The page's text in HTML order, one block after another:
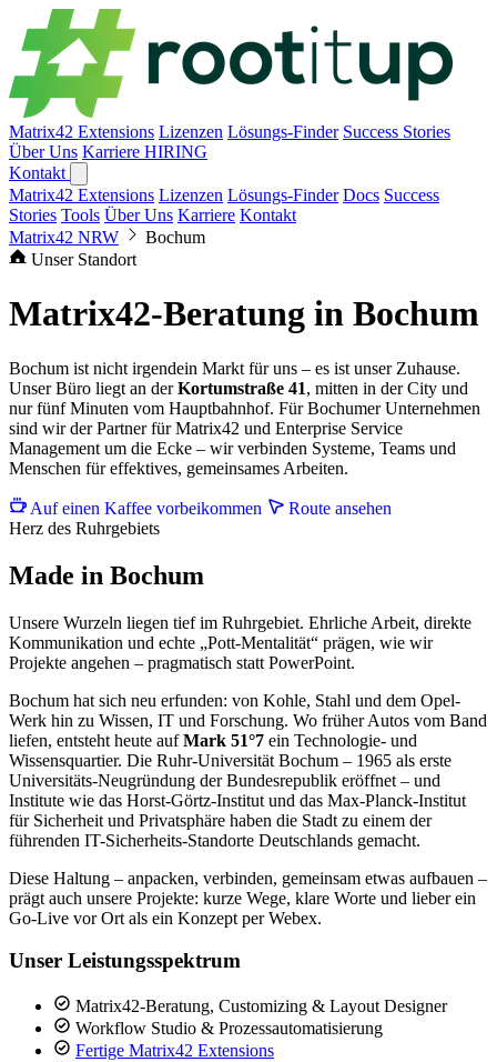
Matrix42 Extensions Lizenzen Lösungs-Finder Success Stories
Über Uns Karriere HIRING
Kontakt
Matrix42 Extensions Lizenzen Lösungs-Finder Docs Success
Stories Tools Über Uns Karriere Kontakt
Matrix42 NRW
Bochum
Unser Standort
Matrix42-Beratung in Bochum
Bochum ist nicht irgendein Markt für uns – es ist unser Zuhause.
Unser Büro liegt an derKortumstraße 41, mitten in der City und
nur fünf Minuten vom Hauptbahnhof. Für Bochumer Unternehmen
sind wir der Partner für Matrix42 und Enterprise Service
Management um die Ecke – wir verbinden Systeme, Teams und
Menschen für effektives, gemeinsames Arbeiten.
Auf einen Kaffee vorbeikommen
Route ansehen
Herz des Ruhrgebiets
Made in Bochum
Unsere Wurzeln liegen tief im Ruhrgebiet. Ehrliche Arbeit, direkte
Kommunikation und echte „Pott-Mentalität“ prägen, wie wir
Projekte angehen – pragmatisch statt PowerPoint.
Bochum hat sich neu erfunden: von Kohle, Stahl und dem Opel-
Werk hin zu Wissen, IT und Forschung. Wo früher Autos vom Band
liefen, entsteht heute aufMark 51°7 ein Technologie- und
Wissensquartier. Die Ruhr-Universität Bochum – 1965 als erste
Universitäts-Neugründung der Bundesrepublik eröffnet – und
Institute wie das Horst-Görtz-Institut und das Max-Planck-Institut
für Sicherheit und Privatsphäre haben die Stadt zu einem der
führenden IT-Sicherheits-Standorte Deutschlands gemacht.
Diese Haltung – anpacken, verbinden, gemeinsam etwas aufbauen –
prägt auch unsere Projekte: kurze Wege, klare Worte und lieber ein
Go-Live vor Ort als ein Konzept per Webex.
Unser Leistungsspektrum
Matrix42-Beratung, Customizing & Layout Designer
Workflow Studio & Prozessautomatisierung
Fertige Matrix42 Extensions